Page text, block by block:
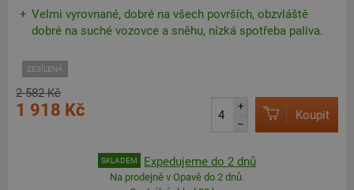
Velmi vyrovnané, dobré na všech površích, obzvláště
dobré na suché vozovce a sněhu, nízká spotřeba paliva.
ZESÍLENÁ
2 582 Kč
1 918 Kč
+
–
Koupit
SKLADEM Expedujeme do 2 dnů
Na prodejně v Opavě do 2 dnů.